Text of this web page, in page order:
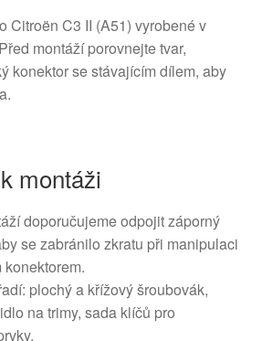
Citroën C3 II (A51) vyrobené v
montáží porovnejte tvar,
konektor se stávajícím dílem, aby
montáži
doporučujeme odpojit záporný
se zabránilo zkratu při manipulaci
plochý a křížový šroubovák,
na trimy, sada klíčů pro